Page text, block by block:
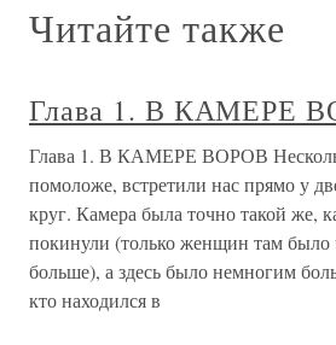
Читайте также
Глава 1. В КАМЕРЕ
Глава 1. В КАМЕРЕ ВОРОВ
помоложе, встретили нас прямо у
круг. Камера была точно такой же,
покинули (только женщин там было
больше), а здесь было немногим
кто находился в